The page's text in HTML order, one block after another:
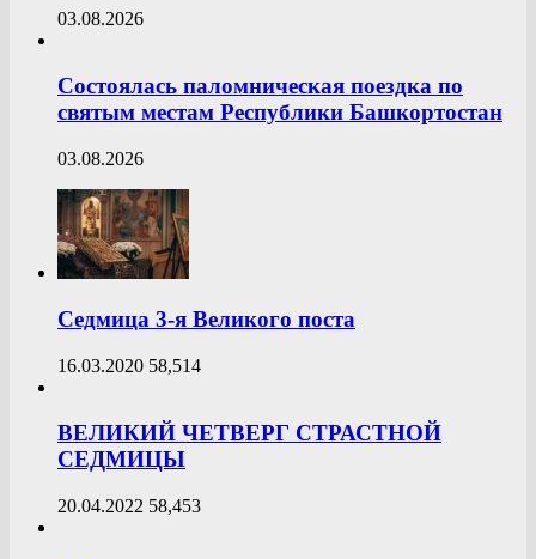
03.08.2026
Состоялась паломническая поездка по
святым местам Республики Башкортостан
03.08.2026
Седмица 3-я Великого поста
16.03.2020 58,514
ВЕЛИКИЙ ЧЕТВЕРГ СТРАСТНОЙ
СЕДМИЦЫ
20.04.2022 58,453